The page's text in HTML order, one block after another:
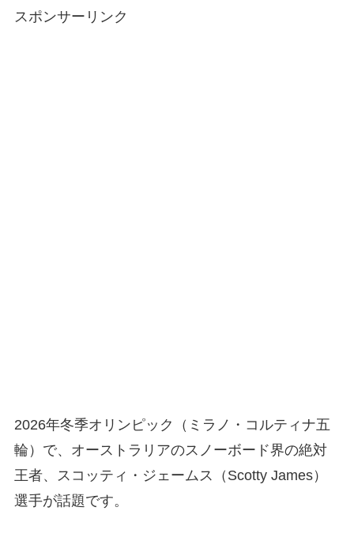
スポンサーリンク
2026年冬季オリンピック（ミラノ・コルティナ五
輪）で、オーストラリアのスノーボード界の絶対
王者、スコッティ・ジェームス（Scotty James）
選手が話題です。